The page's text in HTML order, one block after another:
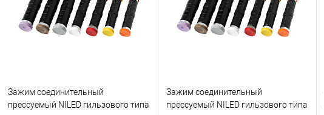
Зажим соединительный
прессуемый NILED гильзового типа
Зажим соединительный
прессуемый NILED гильзового типа